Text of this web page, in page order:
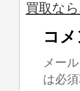
買取な
コ
メー
は必